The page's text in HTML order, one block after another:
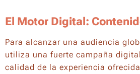
El Motor Digital:
Para alcanzar una audiencia
utiliza una fuerte campaña
calidad de la experiencia